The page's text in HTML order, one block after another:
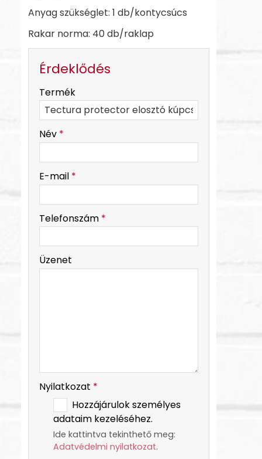
Anyag szükséglet: 1 db/kontycsúcs
Rakar norma: 40 db/raklap
Érdeklődés
-
Termék
Név *
E-mail *
Telefonszám *
Üzenet
Nyilatkozat *
Hozzájárulok személyes
adataim kezeléséhez.
Ide kattintva tekinthető meg:
Adatvédelmi nyilatkozat.